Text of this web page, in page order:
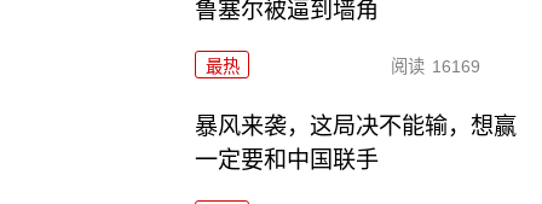
鲁塞尔被逼到墙角
最热 阅读 16169
暴风来袭，这局决不能输，想赢
一定要和中国联手